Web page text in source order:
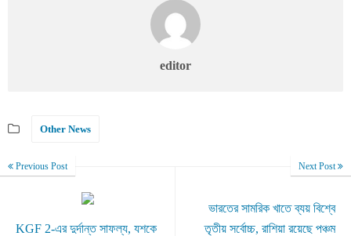
editor
Other News
Previous Post
KGF 2-এর দুর্দান্ত সাফল্য, যশকে
Next Post
ভারতের সামরিক খাতে ব্যয় বিশ্বে
তৃতীয় সর্বোচ্চ, রাশিয়া রয়েছে পঞ্চম